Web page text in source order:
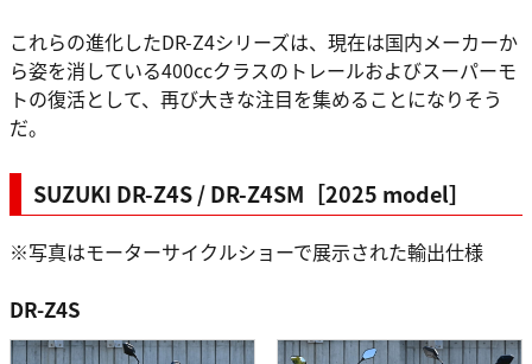
これらの進化したDR-Z4シリーズは、現在は国内メーカーか
ら姿を消している400ccクラスのトレールおよびスーパーモ
トの復活として、再び大きな注目を集めることになりそう
だ。
SUZUKI DR-Z4S / DR-Z4SM［2025 model］
※写真はモーターサイクルショーで展示された輸出仕様
DR-Z4S